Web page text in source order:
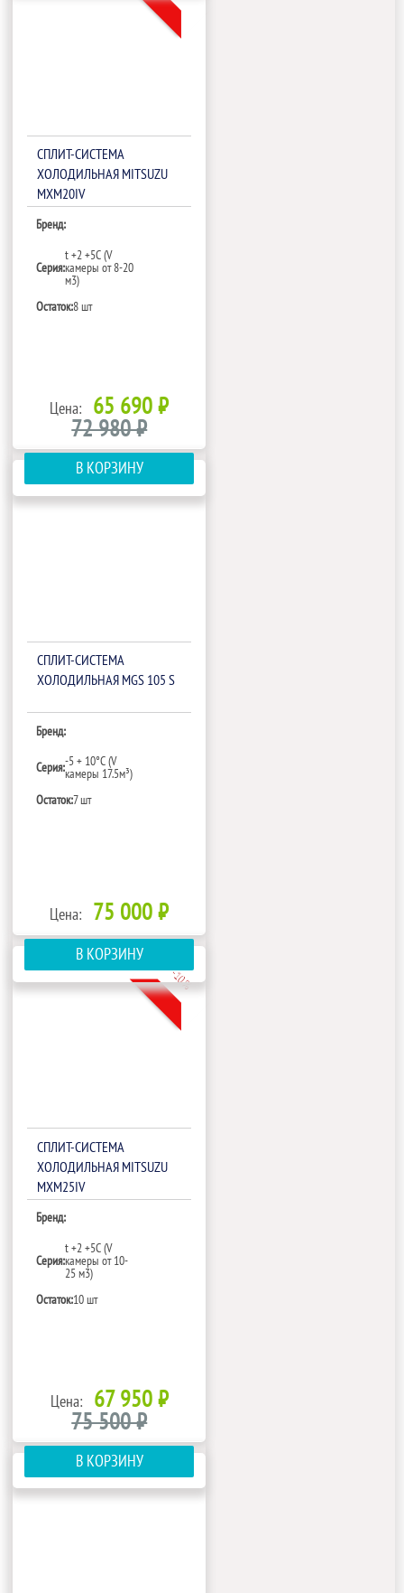
СПЛИТ-СИСТЕМА
ХОЛОДИЛЬНАЯ MITSUZU
MXM20IV
Бренд:
Серия:
t +2 +5С (V
камеры от 8-20
м3)
Остаток:8 шт
Цена:
65 690 ₽
72 980 ₽
В КОРЗИНУ
СПЛИТ-СИСТЕМА
ХОЛОДИЛЬНАЯ MGS 105 S
Бренд:
Серия:-5 + 10°C (V
камеры 17.5м³)
Остаток:7 шт
Цена: 75 000 ₽
В КОРЗИНУ
-10%
СПЛИТ-СИСТЕМА
ХОЛОДИЛЬНАЯ MITSUZU
MXM25IV
Бренд:
Серия:
t +2 +5С (V
камеры от 10-
25 м3)
Остаток:10 шт
Цена:
67 950 ₽
75 500 ₽
В КОРЗИНУ